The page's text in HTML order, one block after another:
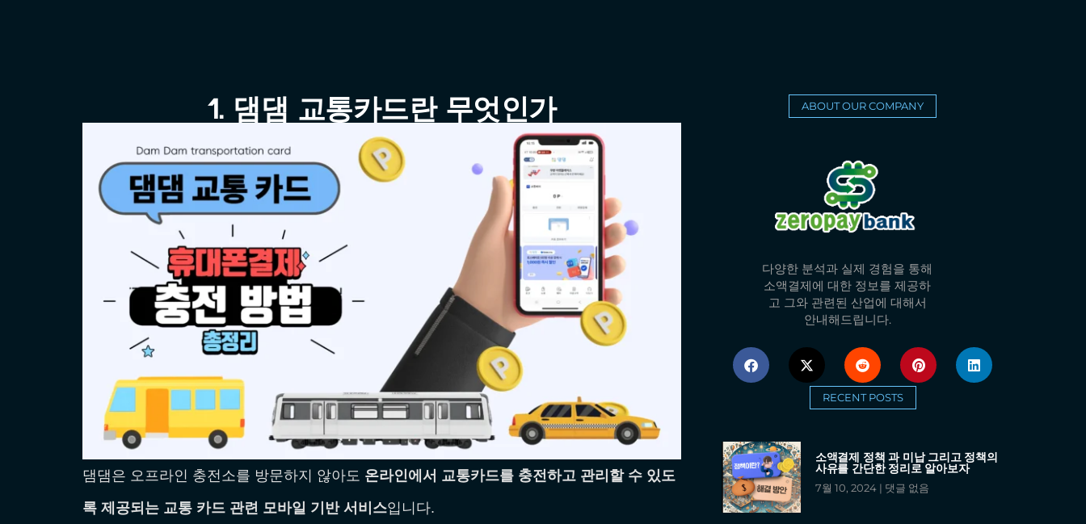
1. 댐댐 교통카드란 무엇인가
댐댐은 오프라인 충전소를 방문하지 않아도 온라인에서 교통카드를 충전하고 관리할 수 있도
록 제공되는 교통 카드 관련 모바일 기반 서비스입니다.
ABOUT OUR COMPANY
다양한 분석과 실제 경험을 통해
소액결제에 대한 정보를 제공하
고 그와 관련된 산업에 대해서
안내해드립니다.
RECENT POSTS
소액결제 정책 과 미납 그리고 정책의
사유를 간단한 정리로 알아보자
7월 10, 2024 댓글 없음